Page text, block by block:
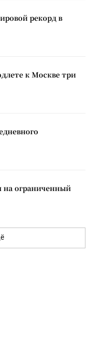
рекорд в
к Москве три
на ограниченный